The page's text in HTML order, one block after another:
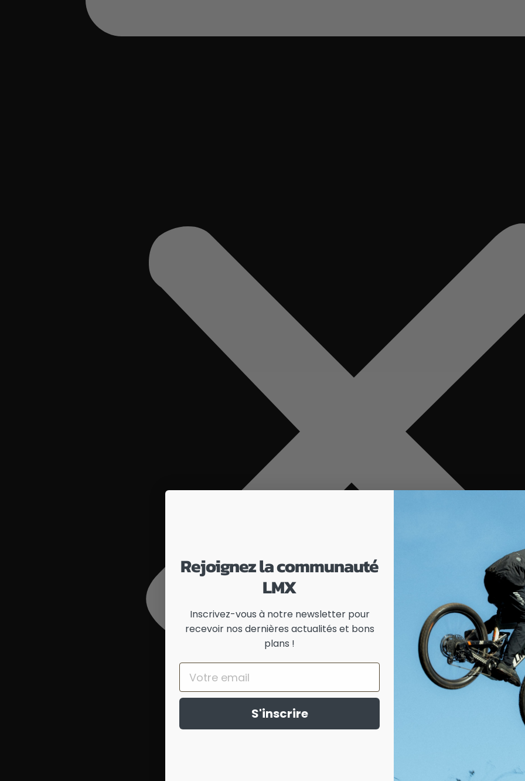
Rejoignez la communauté
LMX
Inscrivez-vous à notre newsletter pour
recevoir nos dernières actualités et bons
plans !
Email
S'inscrire